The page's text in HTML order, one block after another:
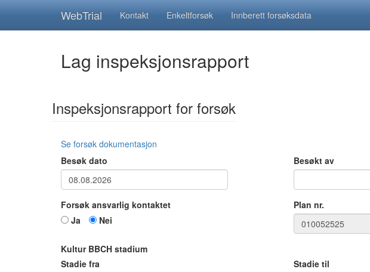
WebTrial Kontakt Enkeltforsøk Innberett forsøksdata
Lag inspeksjonsrapport
Inspeksjonsrapport for forsøk
Se forsøk dokumentasjon
Besøk dato
Besøkt av
Forsøk ansvarlig kontaktet
Ja
Nei
Plan nr.
Kultur BBCH stadium
Stadie fra
Stadie til